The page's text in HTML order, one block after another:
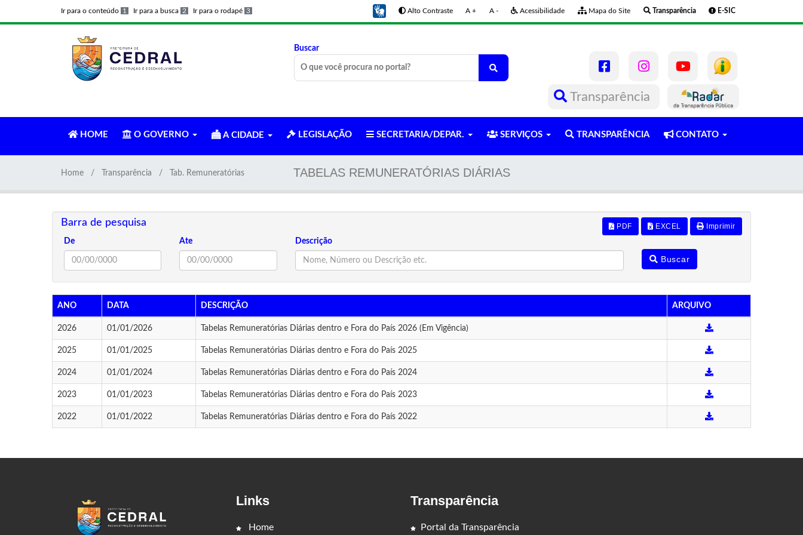
Ir para o conteúdo 1 Ir para a busca 2 Ir para o rodapé 3 Alto Contraste A + A - Acessibilidade Mapa do Site Transparência E-SIC
Buscar
Transparência
HOME O GOVERNO A CIDADE LEGISLAÇÃO SECRETARIA/DEPAR. SERVIÇOS TRANSPARÊNCIA CONTATO
TABELAS REMUNERATÓRIAS DIÁRIAS
Home Transparência Tab. Remuneratórias
Barra de pesquisa PDF EXCEL
Imprimir
De
Ate Descrição
Buscar
ANO DATA DESCRIÇÃO ARQUIVO
2026 01/01/2026 Tabelas Remuneratórias Diárias dentro e Fora do País 2026 (Em Vigência)
2025 01/01/2025 Tabelas Remuneratórias Diárias dentro e Fora do País 2025
2024 01/01/2024 Tabelas Remuneratórias Diárias dentro e Fora do País 2024
2023 01/01/2023 Tabelas Remuneratórias Diárias dentro e Fora do País 2023
2022 01/01/2022 Tabelas Remuneratórias Diárias dentro e Fora do País 2022
Links
Home
Transparência
Portal da Transparência